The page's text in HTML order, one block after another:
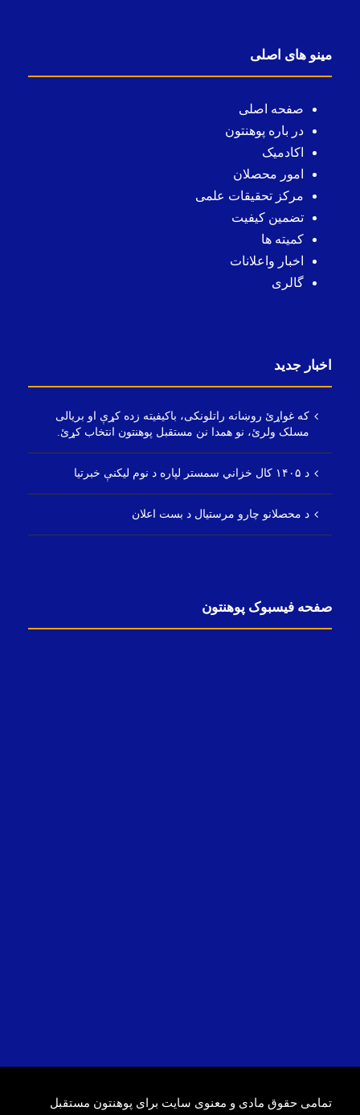
مینو های اصلی
صفحه اصلی
در باره پوهنتون
اکادمیک
امور محصلان
مرکز تحقیقات علمی
تضمین کیفیت
کمیته ها
اخبار واعلانات
گالری
اخبار جدید
که غواړئ روښانه راتلونکی، باکیفیته زده کړې او بریالی
مسلک ولرئ، نو همدا نن مستقبل پوهنتون انتخاب کړئ.
د ۱۴۰۵ کال خزاني سمستر لپاره د نوم لیکنې خبرتیا
د محصلانو چارو مرستیال د بست اعلان
صفحه فیسبوک پوهنتون
تمامی حقوق مادی و معنوی سایت برای پوهنتون مستقبل